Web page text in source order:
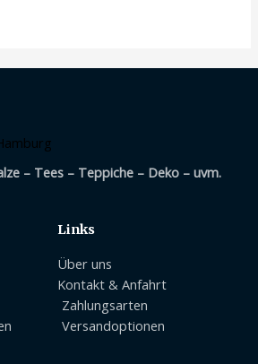
– Tees – Teppiche – Deko – uvm.
Links
Über uns
Kontakt & Anfahrt
Zahlungsarten
Versandoptionen